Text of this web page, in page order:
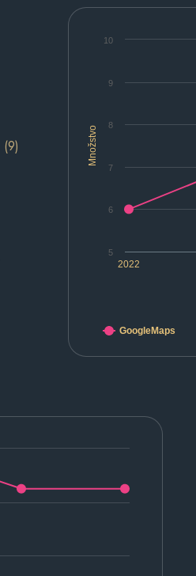
Množstvo
2022
5
6
7
8
9
10
GoogleMaps
(9)